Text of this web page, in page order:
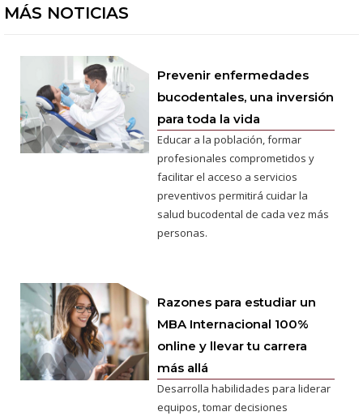
MÁS NOTICIAS
Prevenir enfermedades
bucodentales, una inversión
para toda la vida
Educar a la población, formar
profesionales comprometidos y
facilitar el acceso a servicios
preventivos permitirá cuidar la
salud bucodental de cada vez más
personas.
Razones para estudiar un
MBA Internacional 100%
online y llevar tu carrera
más allá
Desarrolla habilidades para liderar
equipos, tomar decisiones